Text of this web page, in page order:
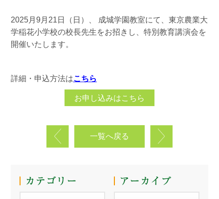
2025月9月21日（日）、 成城学園教室にて、東京農業大
学稲花小学校の校長先生をお招きし、特別教育講演会を
開催いたします。
詳細・申込方法はこちら
お申し込みはこちら
一覧へ戻る